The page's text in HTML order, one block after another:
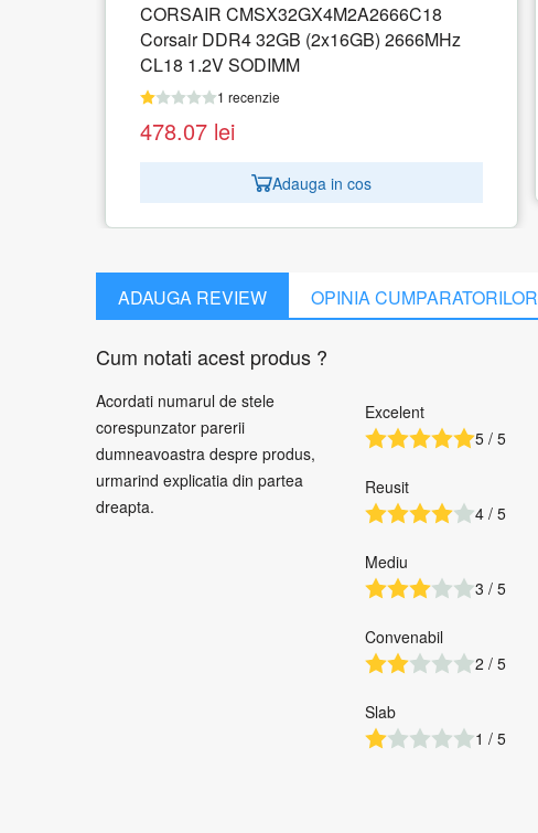
MEMORY DIMM 16GB PC25600
DDR4/KVR32N22S8/16 KINGSTON
201.00
Adauga in cos
ADAUGA REVIEW OPINIA CUMPARATORILOR
Cum notati acest produs ?
Acordati numarul de stele
corespunzator parerii
dumneavoastra despre produs,
urmarind explicatia din partea
dreapta.
Excelent
5 / 5
Reusit
4 / 5
Mediu
3 / 5
Convenabil
2 / 5
Slab
1 / 5